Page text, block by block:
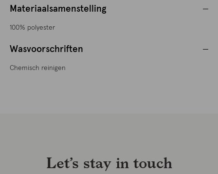
Materiaalsamenstelling
100% polyester
Wasvoorschriften
Chemisch reinigen
Let’s stay in touch